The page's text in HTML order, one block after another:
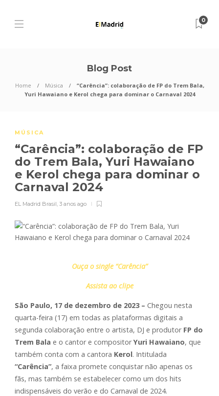
0
Blog Post
Home Música
“Carência”: colaboração de FP do Trem Bala,
Yuri Hawaiano e Kerol chega para dominar o Carnaval 2024
MÚSICA
“Carência”: colaboração de FP
do Trem Bala, Yuri Hawaiano
e Kerol chega para dominar o
Carnaval 2024
EL Madrid Brasil, 3 anos ago
Ouça o single “Carência”
Assista ao clipe
São Paulo, 17 de dezembro de 2023 – Chegou nesta
quarta-feira (17) em todas as plataformas digitais a
segunda colaboração entre o artista, DJ e produtor FP do
Trem Bala e o cantor e compositorYuri Hawaiano, que
também conta com a cantora Kerol. Intitulada
“Carência”, a faixa promete conquistar não apenas os
fãs, mas também se estabelecer como um dos hits
indispensáveis do verão e do Carnaval de 2024.